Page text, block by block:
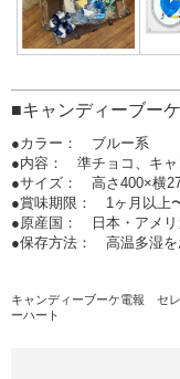
■キャンディーブー
●カラー： ブルー系
●内容： 準チョコ、キャ
●サイズ： 高さ400×横
●賞味期限： 1ヶ月以上
●原産国： 日本・アメリ
●保存方法： 高温多湿を
キャンディーブーケ電報 セレ
ーハート